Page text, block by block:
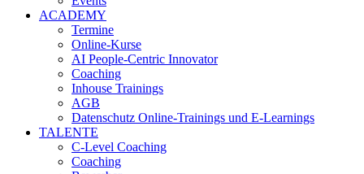
ACADEMY
Termine
Online-Kurse
AI People-Centric Innovator
Coaching
Inhouse Trainings
AGB
Datenschutz Online-Trainings und E-Learnings
TALENTE
C-Level Coaching
Coaching